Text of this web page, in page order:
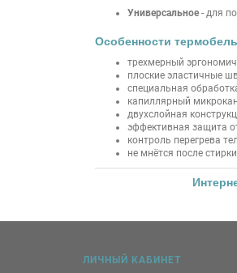
Универсальное - для
Особенности
трехмерный
плоские эластичные
специальная
капиллярный
двухслойная
эффективная защита
контроль перегрева
не мнётся после
ЛИЧНЫЙ КАБИНЕТ